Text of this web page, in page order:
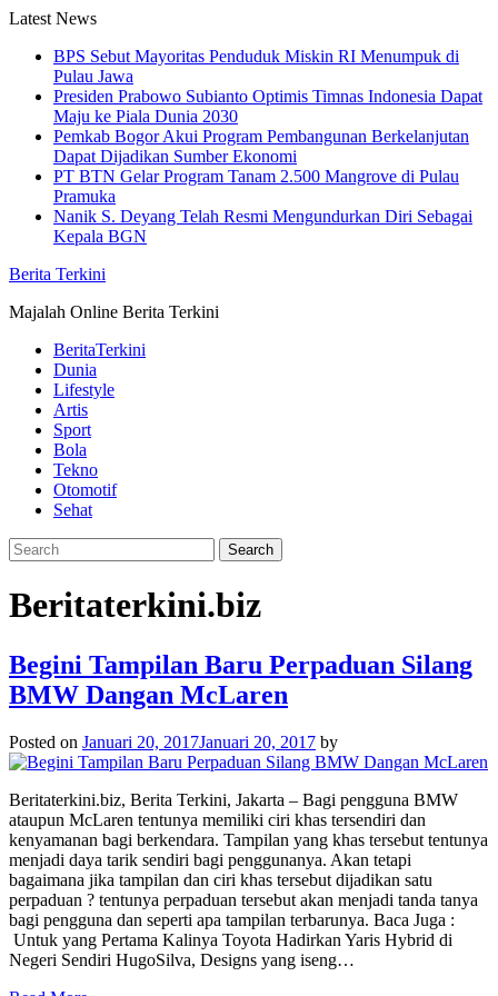
Skip
content
Latest News
BPS Sebut Mayoritas Penduduk Miskin RI Menumpuk di
Pulau Jawa
Presiden Prabowo Subianto Optimis Timnas Indonesia Dapat
Maju ke Piala Dunia 2030
Pemkab Bogor Akui Program Pembangunan Berkelanjutan
Dapat Dijadikan Sumber Ekonomi
PT BTN Gelar Program Tanam 2.500 Mangrove di Pulau
Pramuka
Nanik S. Deyang Telah Resmi Mengundurkan Diri Sebagai
Kepala BGN
Berita Terkini
Majalah Online Berita Terkini
BeritaTerkini
Dunia
Lifestyle
Artis
Sport
Bola
Tekno
Otomotif
Sehat
Beritaterkini.biz
Begini Tampilan Baru Perpaduan Silang
BMW Dangan McLaren
Posted on Januari 20, 2017Januari 20, 2017 by
Beritaterkini.biz, Berita Terkini, Jakarta – Bagi pengguna BMW
ataupun McLaren tentunya memiliki ciri khas tersendiri dan
kenyamanan bagi berkendara. Tampilan yang khas tersebut tentunya
menjadi daya tarik sendiri bagi penggunanya. Akan tetapi
bagaimana jika tampilan dan ciri khas tersebut dijadikan satu
perpaduan ? tentunya perpaduan tersebut akan menjadi tanda tanya
bagi pengguna dan seperti apa tampilan terbarunya. Baca Juga :
Untuk yang Pertama Kalinya Toyota Hadirkan Yaris Hybrid di
Negeri Sendiri HugoSilva, Designs yang iseng…